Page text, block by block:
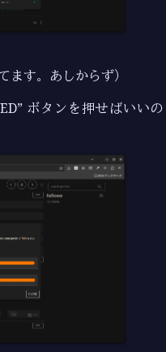
ます。あしからず）
ボタンを押せばいいの